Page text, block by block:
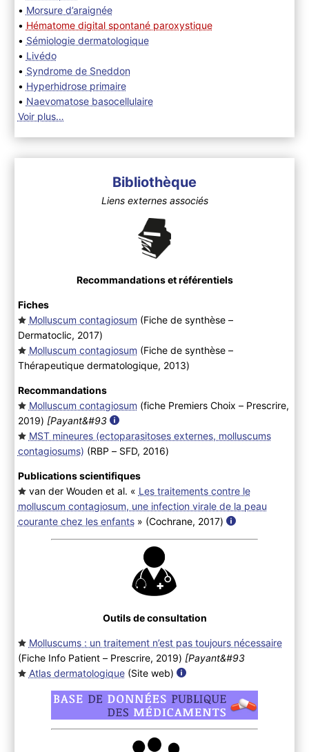
• Morsure d’araignée
• Hématome digital spontané paroxystique
• Sémiologie dermatologique
• Livédo
• Syndrome de Sneddon
• Hyperhidrose primaire
• Naevomatose basocellulaire
Voir plus…
Bibliothèque
Liens externes associés
Recommandations et référentiels
Fiches
Molluscum contagiosum (Fiche de synthèse –
Dermatoclic, 2017)
Molluscum contagiosum (Fiche de synthèse –
Thérapeutique dermatologique, 2013)
Recommandations
Molluscum contagiosum (fiche Premiers Choix – Prescrire,
2019) [Payant&#93
MST mineures (ectoparasitoses externes, molluscums
contagiosums) (RBP – SFD, 2016)
Publications scientifiques
van der Wouden et al. « Les traitements contre le
molluscum contagiosum, une infection virale de la peau
courante chez les enfants» (Cochrane, 2017)
Outils de consultation
Molluscums : un traitement n’est pas toujours nécessaire
(Fiche Info Patient – Prescrire, 2019) [Payant&#93
Atlas dermatologique(Site web)